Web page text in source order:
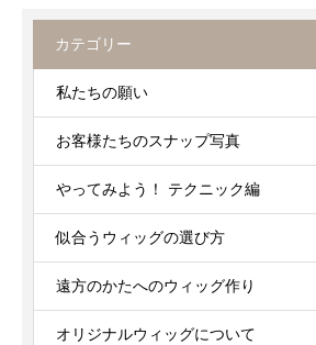
カテゴリー
私たちの願い
お客様たちのスナップ写真
やってみよう！ テクニック編
似合うウィッグの選び方
遠方のかたへのウィッグ作り
オリジナルウィッグについて